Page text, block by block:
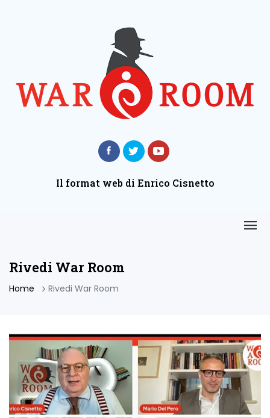
Il format web di Enrico Cisnetto
Rivedi War Room
Home Rivedi War Room